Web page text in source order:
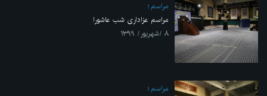
مراسم
مراسم عزاداری شب عاشورا
۸ /شهریور/ ۱۳۹۹
مراسم